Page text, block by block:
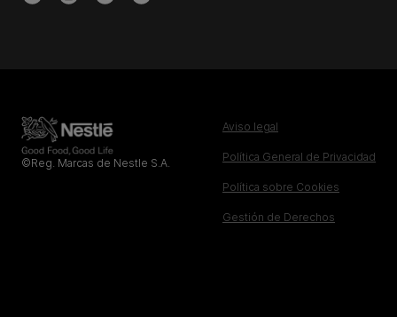
©Reg. Marcas de Nestle S.A.
Aviso legal
Política General de Privacidad
Política sobre Cookies
Gestión de Derechos